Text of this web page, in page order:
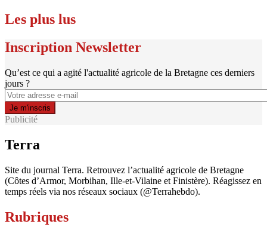
Les plus lus
Inscription Newsletter
Qu’est ce qui a agité l'actualité agricole de la Bretagne ces derniers
jours ?
Publicité
Terra
Site du journal Terra. Retrouvez l’actualité agricole de Bretagne
(Côtes d’Armor, Morbihan, Ille-et-Vilaine et Finistère). Réagissez en
temps réels via nos réseaux sociaux (@Terrahebdo).
Rubriques